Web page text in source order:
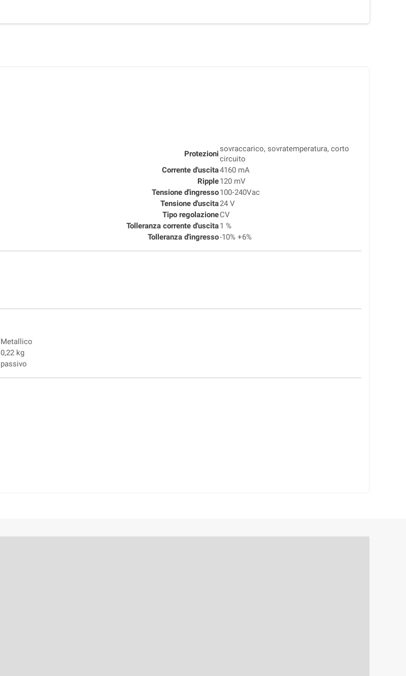
Protezioni
sovraccarico, sovratemperatura, corto
circuito
Corrente d'uscita4160 mA
Ripple120 mV
Tensione d'ingresso100‑240Vac
Tensione d'uscita24 V
Tipo regolazioneCV
Tolleranza corrente d'uscita1 %
Tolleranza d'ingresso-10% +6%
Metallico
0,22 kg
passivo